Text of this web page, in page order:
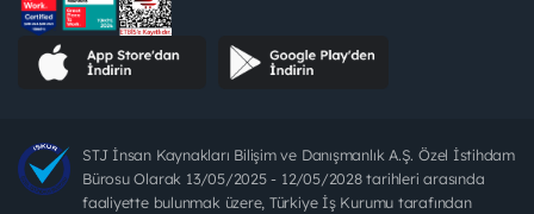
STJ İnsan Kaynakları Bilişim ve Danışmanlık A.Ş. Özel İstihdam
Bürosu Olarak 13/05/2025 - 12/05/2028 tarihleri arasında
faaliyette bulunmak üzere, Türkiye İş Kurumu tarafından